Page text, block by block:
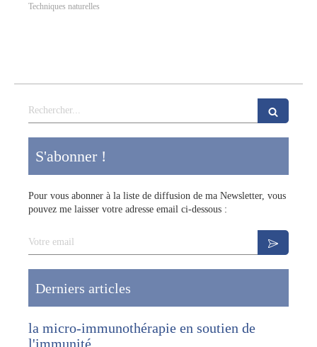
Techniques naturelles
Rechercher
S'abonner !
Pour vous abonner à la liste de diffusion de ma Newsletter, vous
pouvez me laisser votre adresse email ci-dessous :
Votre email
Derniers articles
la micro-immunothérapie en soutien de
l'immunité